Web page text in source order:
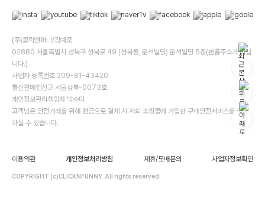
(주)클릭앤퍼니/김예중
02880 서울특별시 성북구 성북로 49 (성북동, 운석빌딩) 운석빌딩 5층(반품주소가 아닙
니다.)
사업자 등록번호 209-81-43420
통신판매업신고 서울성북-0073호
개인정보관리책임자 박수미
고객님은 안전거래를 위해 현금으로 결제 시 저희 소핑몰에 가입한 구매안전서비스를 이용
하실 수 있습니다.
이용약관 개인정보처리방침 제휴/도매문의 사업자정보확인
COPYRIGHT (c)CLICKNFUNNY. All rights reserved.